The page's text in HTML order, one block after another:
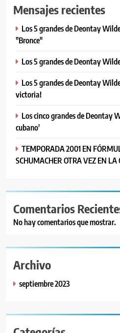
Mensajes recientes
Los 5 grandes de Deontay
"Bronce"
Los 5 grandes de Deontay
Los 5 grandes de Deontay
victoria!
Los cinco grandes de Deontay
cubano'
TEMPORADA 2001 EN
SCHUMACHER OTRA VEZ EN LA
Comentarios
No hay comentarios que mostrar.
Archivo
septiembre 2023